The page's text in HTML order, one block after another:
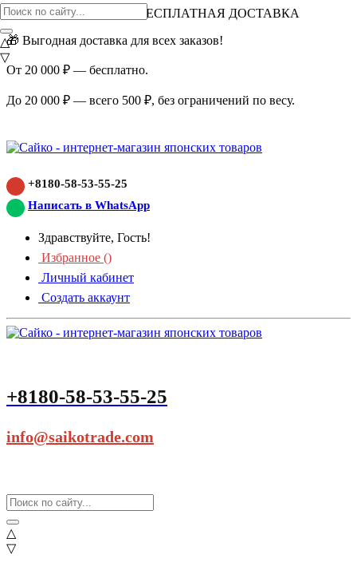
ВНИМАНИЕ АКЦИЯ!
БЕСПЛАТНАЯ ДОСТАВКА
🎁 Выгодная доставка для всех заказов!
От 20 000 ₽ — бесплатно.
До 20 000 ₽ — всего 500 ₽, без ограничений по весу.
+8180-58-53-55-25
Написать в WhatsApp
Здравствуйте, Гость!
Избранное ()
Личный кабинет
Создать аккаунт
+8180-58-53-55-25
info@saikotrade.com
△
▽
△
▽